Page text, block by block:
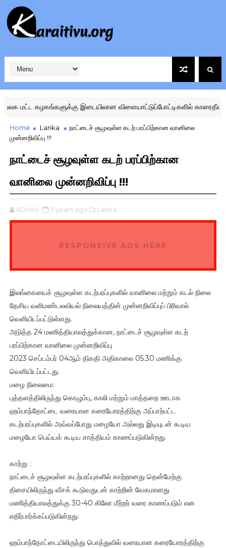
மட்ட கழகங்களுக்கு இடையிலான விளையாட்டுப்போட்டிகளில் காரைதீவு
Home Lanka
நாட்டைச் சூழவுள்ள கடற் பரப்பிற்கான வானிலை
முன்னறிவிப்பு !!!
நாட்டைச் சூழவுள்ள கடற் பரப்பிற்கான
வானிலை முன்னறிவிப்பு !!!
ADMIN 3 years ago Lanka,
RESPONSIVE ADS HERE
இலங்கையைச் சூழவுள்ள கடற்பரப்புகளில் வானிலை மற்றும் கடல் நிலை
தேசிய வளிமண்டலவியல் நிலையத்தின் முன்னறிவிப்புப் பிரிவால்
வெளியிடப்பட்டுள்ளது.
அடுத்த 24 மணித்தியாலத்துக்கான, நாட்டைச் சூழவுள்ள கடற்
பரப்பிற்கான வானிலை முன்னறிவிப்பு
2023 செப்டம்பர் 04ஆம் திகதி அதிகாலை 05.30 மணிக்கு
வெளியிடப்பட்டது.
மழை நிலைமை:
புத்தளத்திலிருந்து கொழும்பு, காலி மற்றும் மாத்தறை ஊடாக
ஹம்பாந்தோட்டை வரையான கரையோரத்திற்கு அப்பாற்பட்ட
கடற்பரப்புகளில் அவ்வப்போது மழையோ அல்லது இடியுடன் கூடிய
மழையோ பெய்யக் கூடிய சாத்தியம் காணப்படுகின்றது.
காற்று :
நாட்டைச் சூழவுள்ள கடற்பரப்புகளில் காற்றானது தென்மேற்கு
திசையிலிருந்து வீசக் கூடுவதுடன் காற்றின் வேகமானது
மணித்தியாலத்துக்கு 30-40 கிலோ மீற்றர் வரை காணப்படும் என
எதிர்பார்க்கப்படுகின்றது.
ஹம்பாந்தோட்டையிலிருந்து பொத்துவில் வரையான கரையோரத்திற்கு